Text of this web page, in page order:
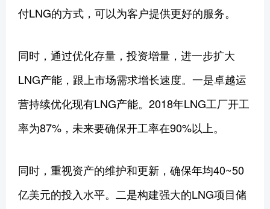
付LNG的方式，可以为客户提供更好的服务。
同时，通过优化存量，投资增量，进一步扩大
LNG产能，跟上市场需求增长速度。一是卓越运
营持续优化现有LNG产能。2018年LNG工厂开工
率为87%，未来要确保开工率在90%以上。
同时，重视资产的维护和更新，确保年均40~50
亿美元的投入水平。二是构建强大的LNG项目储